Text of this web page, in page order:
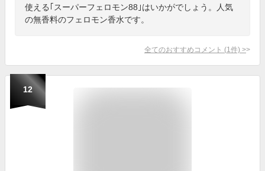
使える｢スーパーフェロモン88｣はいかがでしょう。人気
の無香料のフェロモン香水です。
全てのおすすめコメント (1 件) >
12